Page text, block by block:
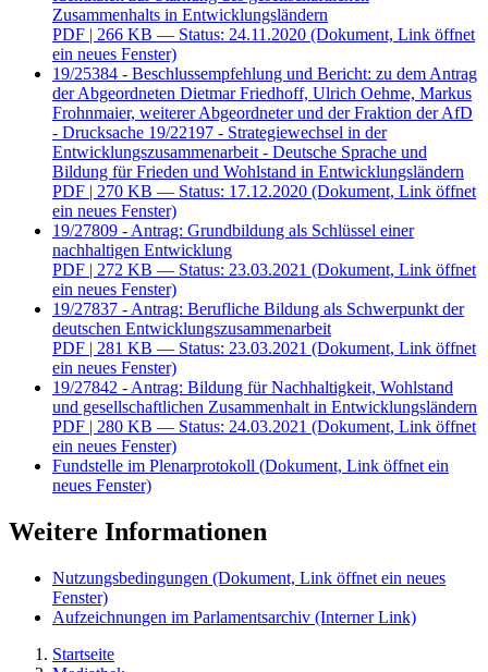
Zusammenhalts in Entwicklungsländern
PDF | 266 KB — Status: 24.11.2020 (Dokument, Link öffnet
ein neues Fenster)
19/25384 - Beschlussempfehlung und Bericht: zu dem Antrag
der Abgeordneten Dietmar Friedhoff, Ulrich Oehme, Markus
Frohnmaier, weiterer Abgeordneter und der Fraktion der AfD
- Drucksache 19/22197 - Strategiewechsel in der
Entwicklungszusammenarbeit - Deutsche Sprache und
Bildung für Frieden und Wohlstand in Entwicklungsländern
PDF | 270 KB — Status: 17.12.2020 (Dokument, Link öffnet
ein neues Fenster)
19/27809 - Antrag: Grundbildung als Schlüssel einer
nachhaltigen Entwicklung
PDF | 272 KB — Status: 23.03.2021 (Dokument, Link öffnet
ein neues Fenster)
19/27837 - Antrag: Berufliche Bildung als Schwerpunkt der
deutschen Entwicklungszusammenarbeit
PDF | 281 KB — Status: 23.03.2021 (Dokument, Link öffnet
ein neues Fenster)
19/27842 - Antrag: Bildung für Nachhaltigkeit, Wohlstand
und gesellschaftlichen Zusammenhalt in Entwicklungsländern
PDF | 280 KB — Status: 24.03.2021 (Dokument, Link öffnet
ein neues Fenster)
Fundstelle im Plenarprotokoll (Dokument, Link öffnet ein
neues Fenster)
Weitere Informationen
Nutzungsbedingungen (Dokument, Link öffnet ein neues
Fenster)
Aufzeichnungen im Parlamentsarchiv (Interner Link)
Startseite